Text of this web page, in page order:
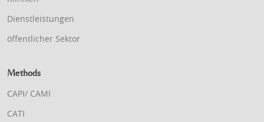
Dienstleistungen
öffentlicher Sektor
Methods
CAPI/ CAMI
CATI